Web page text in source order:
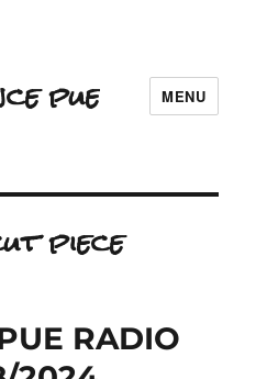
pue MENU
piece
RADIO